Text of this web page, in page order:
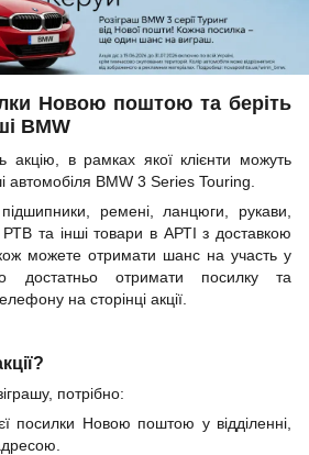
Новою поштою та беріть
BMW
акцію, в рамках якої клієнти можуть
автомобіля BMW 3 Series Touring.
ремені, ланцюги, рукави,
РТВ та інші товари в АРТІ з доставкою
можете отримати шанс на участь у
достатньо отримати посилку та
на сторінці акції.
потрібно:
посилки Новою поштою у відділенні,